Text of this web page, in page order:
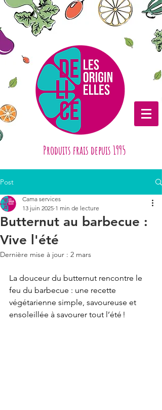
Produits frais depuis 1995
Post
Butternut au barbecue :
Vive l'été
Cama services
13 juin 2025 1 min de lecture
Dernière mise à jour : 2 mars
La douceur du butternut rencontre le
feu du barbecue : une recette
végétarienne simple, savoureuse et
ensoleillée à savourer tout l’été !